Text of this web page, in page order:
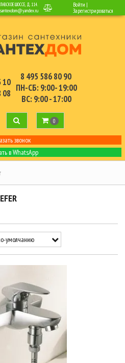
ШОССЕ, Д.114.
santexdom@yandex.ru
Войти |
Зарегистрироваться
10
08
8 495 586 80 90
ПН-СБ: 9:00- 19:00
ВС: 9:00 - 17:00
0
звонок
в WhatsApp